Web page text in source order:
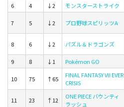
6
4 ↓2 モンスターストライク
7 5 ↓2 プロ野球スピリッツA
8 6 ↓2 パズル＆ドラゴンズ
9
8 ↓1 Pokémon GO
10 75 ↑65
FINAL FANTASY VII EVER
CRISIS
11 23 ↑12
ONE PIECE バウンティ
ラッシュ